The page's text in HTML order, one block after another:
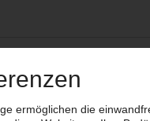
circular